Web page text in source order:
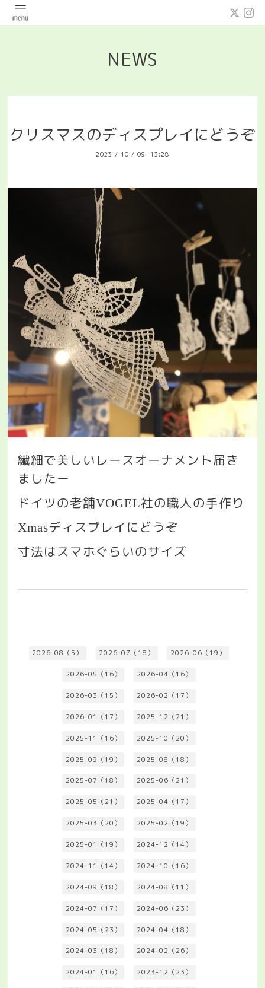
NEWS
クリスマスのディスプレイにどうぞ
2023 / 10 / 09 13:28
繊細で美しいレースオーナメント届き
ましたー
ドイツの老舗VOGEL社の職人の手作り
Xmasディスプレイにどうぞ
寸法はスマホぐらいのサイズ
2026-08（5） 2026-07（18） 2026-06（19）
2026-05（16） 2026-04（16）
2026-03（15） 2026-02（17）
2026-01（17） 2025-12（21）
2025-11（16） 2025-10（20）
2025-09（19） 2025-08（18）
2025-07（18） 2025-06（21）
2025-05（21） 2025-04（17）
2025-03（20） 2025-02（19）
2025-01（19） 2024-12（14）
2024-11（14） 2024-10（16）
2024-09（18） 2024-08（11）
2024-07（17） 2024-06（23）
2024-05（23） 2024-04（18）
2024-03（18） 2024-02（26）
2024-01（16） 2023-12（23）